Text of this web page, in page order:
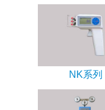
NK系列